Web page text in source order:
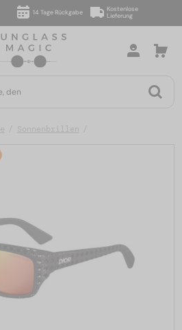
14 Tage Rückgabe
Kostenlose
Lieferung
Sonnenbrillen